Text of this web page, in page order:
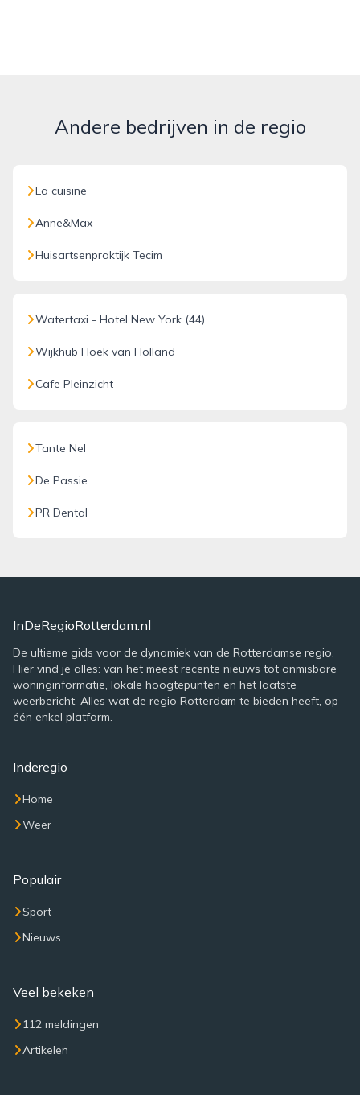
Andere bedrijven in de regio
La cuisine
Anne&Max
Huisartsenpraktijk Tecim
Watertaxi - Hotel New York (44)
Wijkhub Hoek van Holland
Cafe Pleinzicht
Tante Nel
De Passie
PR Dental
InDeRegioRotterdam.nl
De ultieme gids voor de dynamiek van de Rotterdamse regio.
Hier vind je alles: van het meest recente nieuws tot onmisbare
woninginformatie, lokale hoogtepunten en het laatste
weerbericht. Alles wat de regio Rotterdam te bieden heeft, op
één enkel platform.
Inderegio
Home
Weer
Populair
Sport
Nieuws
Veel bekeken
112 meldingen
Artikelen